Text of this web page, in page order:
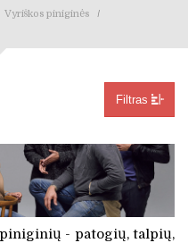
Vyriškos piniginės
Filtras
- patogių, talpių,